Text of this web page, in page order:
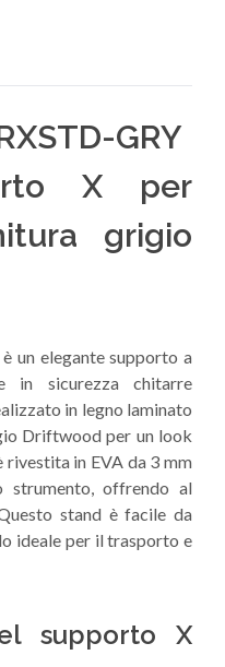
GRY
X per
grigio
un elegante supporto a
in sicurezza chitarre
in legno laminato
Driftwood per un look
rivestita in EVA da 3 mm
strumento, offrendo al
stand è facile da
ideale per il trasporto e
supporto X